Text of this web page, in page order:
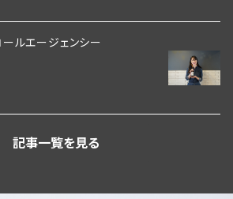
ールエージェンシー
記事一覧を見る